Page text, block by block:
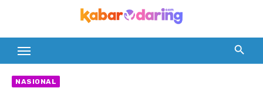
content
NASIONAL